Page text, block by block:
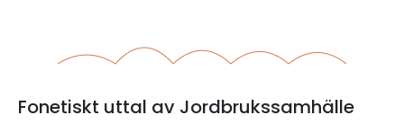
Fonetiskt uttal av Jordbrukssamhälle